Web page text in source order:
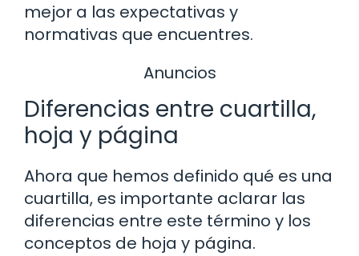
mejor a las expectativas y
normativas que encuentres.
Anuncios
Diferencias entre cuartilla,
hoja y página
Ahora que hemos definido qué es una
cuartilla, es importante aclarar las
diferencias entre este término y los
conceptos de hoja y página.